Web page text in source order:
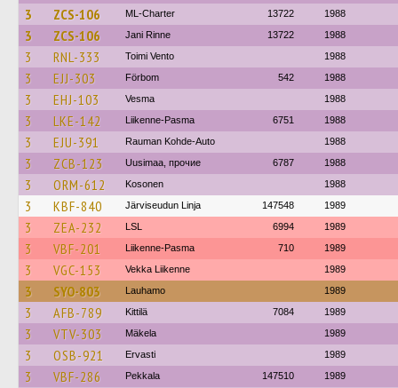
3 ZCS-106 ML-Charter 13722 1988
3 ZCS-106 Jani Rinne 13722 1988
3 RNL-333 Toimi Vento 1988
3 EJJ-303 Förbom 542 1988
3 EHJ-103 Vesma 1988
3 LKE-142 Liikenne-Pasma 6751 1988
3 EJU-391 Rauman Kohde-Auto 1988
3 ZCB-123 Uusimaa, прочие 6787 1988
3 ORM-612 Kosonen 1988
3 KBF-840 Järviseudun Linja 147548 1989
3 ZEA-232 LSL 6994 1989
3 VBF-201 Liikenne-Pasma 710 1989
3 VGC-153 Vekka Liikenne 1989
3 SYO-803 Lauhamo 1989
3 AFB-789 Kittilä 7084 1989
3 VTV-303 Mäkela 1989
3 OSB-921 Ervasti 1989
3 VBF-286 Pekkala 147510 1989